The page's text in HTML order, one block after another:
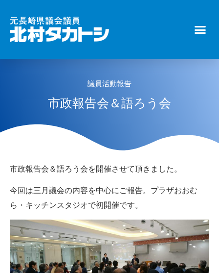
議員活動報告
市政報告会＆語ろう会
市政報告会＆語ろう会を開催させて頂きました。
今回は三月議会の内容を中心にご報告。プラザおおむ
ら・キッチンスタジオで初開催です。